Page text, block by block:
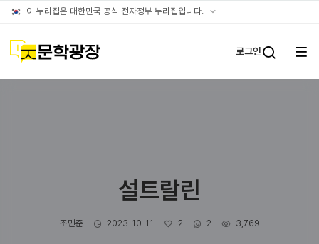
이 누리집은 대한민국 공식 전자정부 누리집입니다. 공식
문학광장 로그인
전체
설트랄린
작성자
조민준 작성일
2023-10-11 좋아요
2 댓글수
2 조회수
3,769